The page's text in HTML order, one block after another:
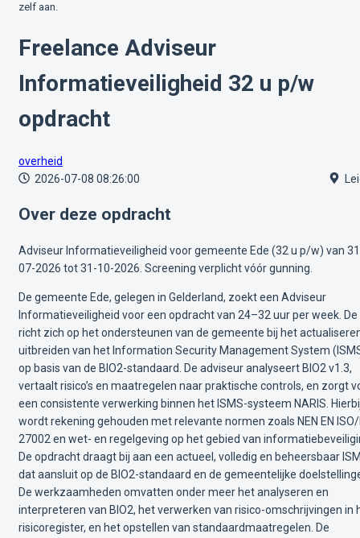
zelf aan.
Freelance Adviseur
Informatieveiligheid 32 u p/w
opdracht
overheid
2026-07-08 08:26:00
Over deze opdracht
Adviseur Informatieveiligheid voor gemeente Ede (32 u p/w) van
07-2026 tot 31-10-2026. Screening verplicht vóór gunning.
De gemeente Ede, gelegen in Gelderland, zoekt een Adviseur
Informatieveiligheid voor een opdracht van 24–32 uur per week. De
richt zich op het ondersteunen van de gemeente bij het
uitbreiden van het Information Security Management System
op basis van de BIO2-standaard. De adviseur analyseert BIO2 v1.3,
vertaalt risico’s en maatregelen naar praktische controls, en zorgt
een consistente verwerking binnen het ISMS-systeem NARIS.
wordt rekening gehouden met relevante normen zoals NEN EN ISO/
27002 en wet- en regelgeving op het gebied van
De opdracht draagt bij aan een actueel, volledig en beheersbaar
dat aansluit op de BIO2-standaard en de gemeentelijke
De werkzaamheden omvatten onder meer het analyseren en
interpreteren van BIO2, het verwerken van risico-omschrijvingen in
risicoregister, en het opstellen van standaardmaatregelen. De